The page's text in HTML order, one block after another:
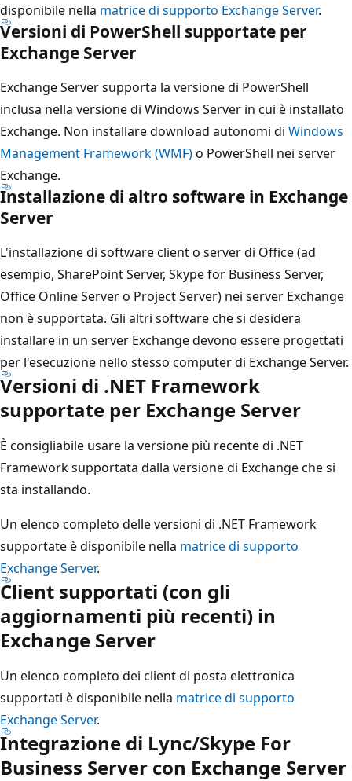
disponibile nella matrice di supporto Exchange Server.
Versioni di PowerShell supportate per
Exchange Server
Exchange Server supporta la versione di PowerShell
inclusa nella versione di Windows Server in cui è installato
Exchange. Non installare download autonomi di Windows
Management Framework (WMF)o PowerShell nei server
Exchange.
Installazione di altro software in Exchange
Server
L'installazione di software client o server di Office (ad
esempio, SharePoint Server, Skype for Business Server,
Office Online Server o Project Server) nei server Exchange
non è supportata. Gli altri software che si desidera
installare in un server Exchange devono essere progettati
per l'esecuzione nello stesso computer di Exchange Server.
Versioni di .NET Framework
supportate per Exchange Server
È consigliabile usare la versione più recente di .NET
Framework supportata dalla versione di Exchange che si
sta installando.
Un elenco completo delle versioni di .NET Framework
supportate è disponibile nella matrice di supporto
Exchange Server.
Client supportati (con gli
aggiornamenti più recenti) in
Exchange Server
Un elenco completo dei client di posta elettronica
supportati è disponibile nella matrice di supporto
Exchange Server.
Integrazione di Lync/Skype For
Business Server con Exchange Server